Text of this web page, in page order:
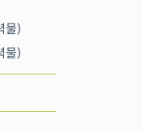
물)
물)